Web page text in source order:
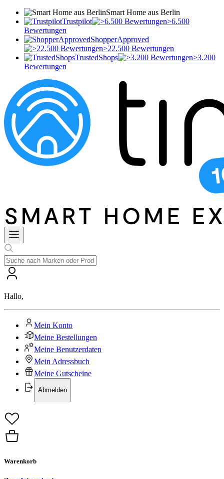
Smart Home aus Berlin
Trustpilot
>6.500
Bewertungen
ShopperApproved
>22.500 Bewertungen
TrustedShops
>3.200
Bewertungen
Hallo,
Mein Konto
Meine Bestellungen
Meine Benutzerdaten
Mein Adressbuch
Meine Gutscheine
Abmelden
Warenkorb